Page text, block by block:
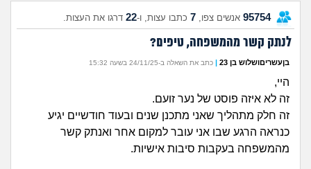
שאלות שעוררו עניין
עצות חדשות
מתחם הטיפים
95754 אנשים צפו, 7 כתבו עצות, ו-22 דרגו את העצות.
לנתק קשר מהמשפחה, טיפים?
בןעשריםושלוש בן 23 | כתב את השאלה ב-24/11/25 בשעה 15:32
היי,
זה לא איזה פוסט של נער זועם.
זה חלק מתהליך שאני מתכנן שנים ובעוד חודשיים יגיע
כנראה הרגע שבו אני עובר למקום אחר ואנתק קשר
מהמשפחה בעקבות סיבות אישיות.